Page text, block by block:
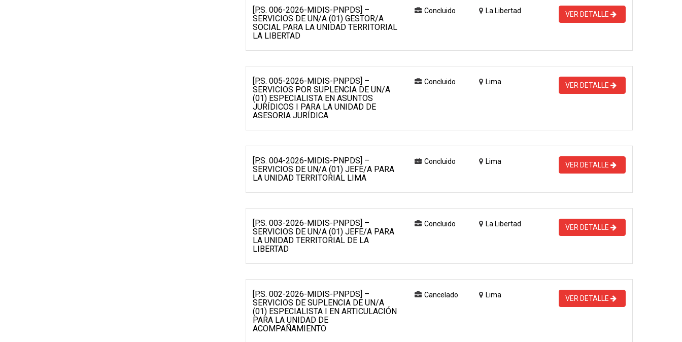
[P.S. 006-2026-MIDIS-PNPDS] –
SERVICIOS DE UN/A (01) GESTOR/A
SOCIAL PARA LA UNIDAD TERRITORIAL
LA LIBERTAD
Concluido La Libertad VER DETALLE
[P.S. 005-2026-MIDIS-PNPDS] –
SERVICIOS POR SUPLENCIA DE UN/A
(01) ESPECIALISTA EN ASUNTOS
JURÍDICOS I PARA LA UNIDAD DE
ASESORIA JURÍDICA
Concluido Lima VER DETALLE
[P.S. 004-2026-MIDIS-PNPDS] –
SERVICIOS DE UN/A (01) JEFE/A PARA
LA UNIDAD TERRITORIAL LIMA
Concluido Lima VER DETALLE
[P.S. 003-2026-MIDIS-PNPDS] –
SERVICIOS DE UN/A (01) JEFE/A PARA
LA UNIDAD TERRITORIAL DE LA
LIBERTAD
Concluido La Libertad VER DETALLE
[P.S. 002-2026-MIDIS-PNPDS] –
SERVICIOS DE SUPLENCIA DE UN/A
(01) ESPECIALISTA I EN ARTICULACIÓN
PARA LA UNIDAD DE
ACOMPAÑAMIENTO
Cancelado Lima VER DETALLE